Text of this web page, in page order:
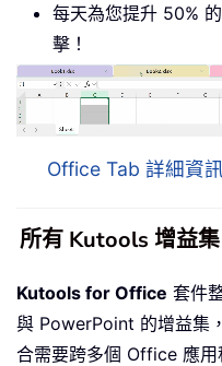
每天為您提升 50%
擊！
Office Tab 詳細資
所有 Kutools 增益
Kutools for Office 套件
與 PowerPoint 的增益集
合需要跨多個 Office 應用